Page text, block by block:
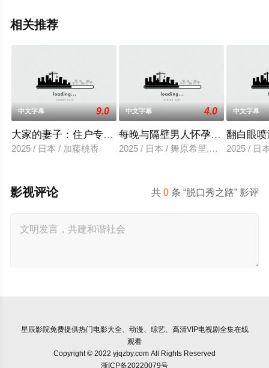
相关推荐
中文字幕 9.0
大家的妻子：住户专用洞口
2025 / 日本 / 加藤桃香
中文字幕 4.0
每晚与隔壁男人怀孕性爱
2025 / 日本 / 舞原希里,佐川金二
中文字幕
翻白眼
2025 / 日
共0 条 “脱口秀之路” 影评
影视评论
星辰影院免费提供热门电影大全、动漫、综艺、高清VIP电视剧全集在线
观看
Copyright © 2022 yjqzby.com All Rights Reserved
浙ICP备20220079号